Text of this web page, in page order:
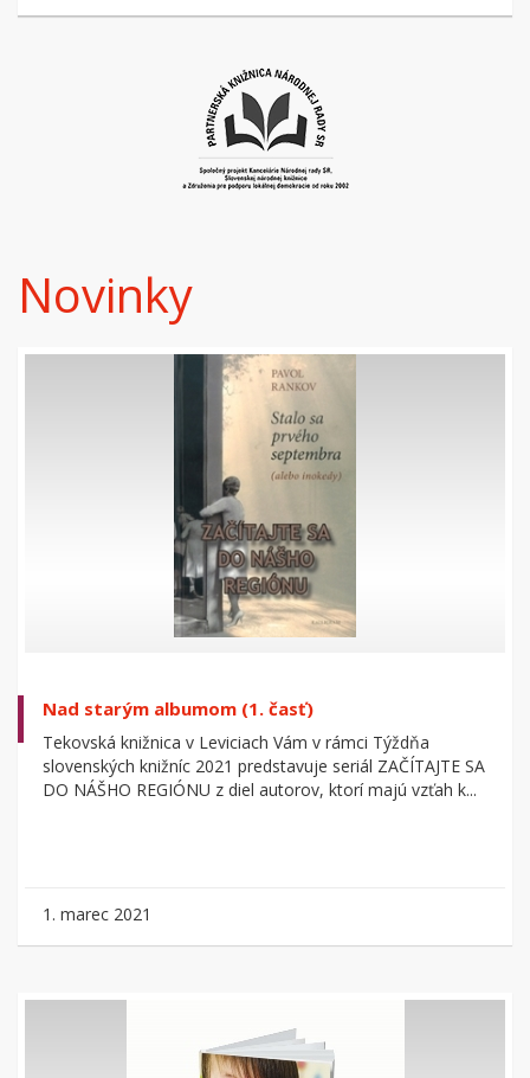
Novinky
Nad starým albumom (1. časť)
Tekovská knižnica v Leviciach Vám v rámci Týždňa
slovenských knižníc 2021 predstavuje seriál ZAČÍTAJTE SA
DO NÁŠHO REGIÓNU z diel autorov, ktorí majú vzťah k...
1. marec 2021